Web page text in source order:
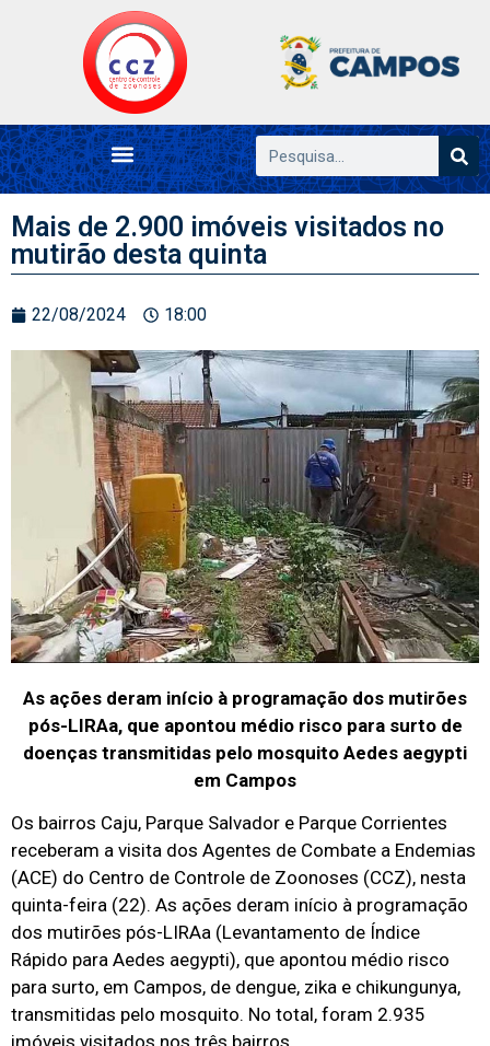
Mais de 2.900 imóveis visitados no
mutirão desta quinta
22/08/2024 18:00
As ações deram início à programação dos mutirões
pós-LIRAa, que apontou médio risco para surto de
doenças transmitidas pelo mosquito Aedes aegypti
em Campos
Os bairros Caju, Parque Salvador e Parque Corrientes
receberam a visita dos Agentes de Combate a Endemias
(ACE) do Centro de Controle de Zoonoses (CCZ), nesta
quinta-feira (22). As ações deram início à programação
dos mutirões pós-LIRAa (Levantamento de Índice
Rápido para Aedes aegypti), que apontou médio risco
para surto, em Campos, de dengue, zika e chikungunya,
transmitidas pelo mosquito. No total, foram 2.935